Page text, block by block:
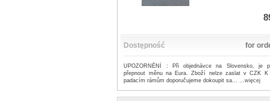
Dostępność for
UPOZORNĚNÍ : Při objednávce na Slovensko, je
přepnout měnu na Eura. Zboží nelze zaslat v CZK K
padacím rámům doporučujeme dokoupit sa......więcej